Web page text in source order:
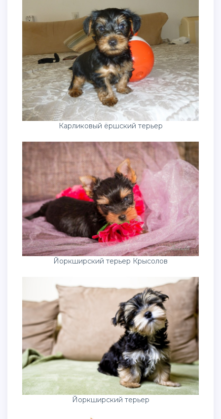
Карликовый ёршский терьер
Йоркширский терьер Крысолов
Йоркширский терьер